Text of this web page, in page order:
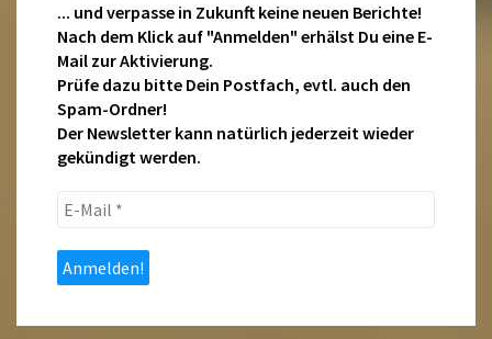
... und verpasse in Zukunft keine neuen Berichte!
Nach dem Klick auf "Anmelden" erhälst Du eine E-
Mail zur Aktivierung.
Prüfe dazu bitte Dein Postfach, evtl. auch den
Spam-Ordner!
Der Newsletter kann natürlich jederzeit wieder
gekündigt werden.
E-
*